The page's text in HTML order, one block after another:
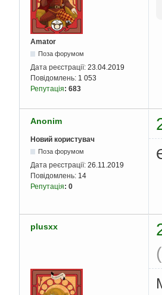
Amator
Поза форумом
Дата реєстрації: 23.04.2019
Повідомлень: 1 053
Репутація: 683
Anonim
Новий користувач
Поза форумом
Дата реєстрації: 26.11.2019
Повідомлень: 14
Репутація: 0
plusxx